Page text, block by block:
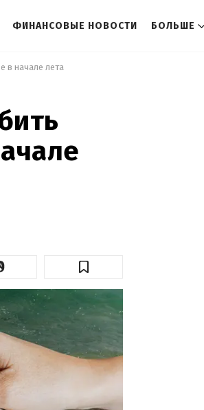
ФИНАНСОВЫЕ НОВОСТИ БОЛЬШЕ
в начале лета